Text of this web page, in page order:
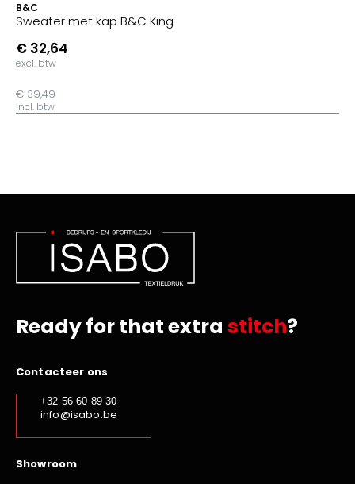
B&C
Sweater met kap B&C King
€ 32,64
excl. btw
€ 39,49
incl. btw
Ready for that extra stitch?
Contacteer ons
+32 56 60 89 30
info@isabo.be
Showroom